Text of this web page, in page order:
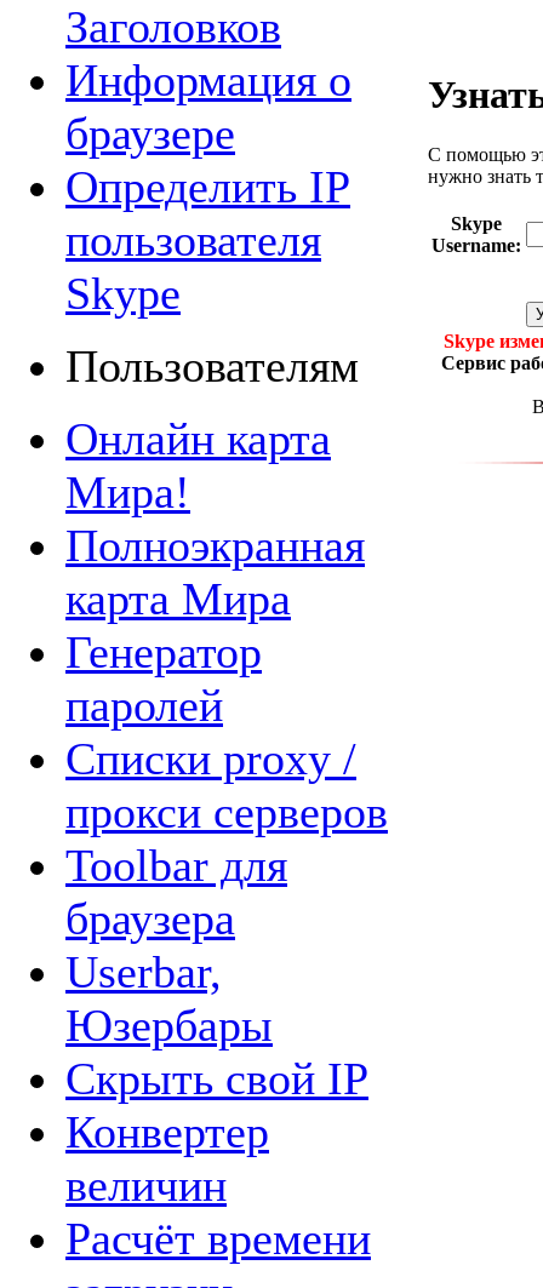
Заголовков
Информация о
браузере
Определить IP
пользователя
Skype
Пользователям
Онлайн карта
Мира!
Полноэкранная
карта Мира
Генератор
паролей
Списки proxy /
прокси серверов
Toolbar для
браузера
Userbar,
Юзербары
Cкрыть свой IP
Конвертер
величин
Расчёт времени
С помощью
нужно знать
Skype
Username:
Skype
Сервис